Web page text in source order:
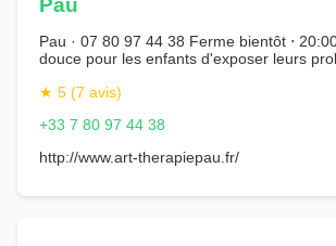
Pau
Pau · 07 80 97 44 38 Ferme bientôt ⋅
douce pour les enfants d'exposer leurs
★ 5 (7 avis)
+33 7 80 97 44 38
http://www.art-therapiepau.fr/